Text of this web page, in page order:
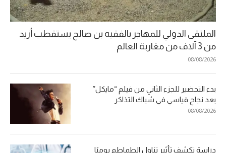
الملتقى الدولي للمهاجر بالفقيه بن صالح يستقطب أزيد
من 3 آلاف من مغاربة العالم
08/08/2026
بدء التحضير للجزء الثاني من فيلم “مايكل”
بعد نجاح قياسي في شباك التذاكر
08/08/2026
دراسة تكشف تأثير تناول الطماطم يوميًا